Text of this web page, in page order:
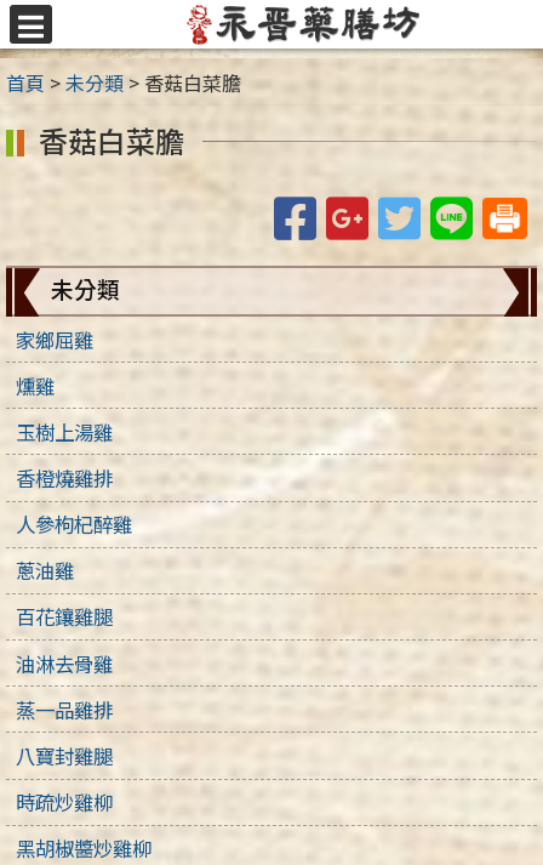
跳
至
主
要
內
容
首頁 >未分類 > 香菇白菜膽
未分類
家鄉屈雞
燻雞
玉樹上湯雞
香橙燒雞排
人參枸杞醉雞
蔥油雞
百花鑲雞腿
油淋去骨雞
蒸一品雞排
八寶封雞腿
時疏炒雞柳
黑胡椒醬炒雞柳
香菇白菜膽
FacebookGoogle+TwitterLine
選
單